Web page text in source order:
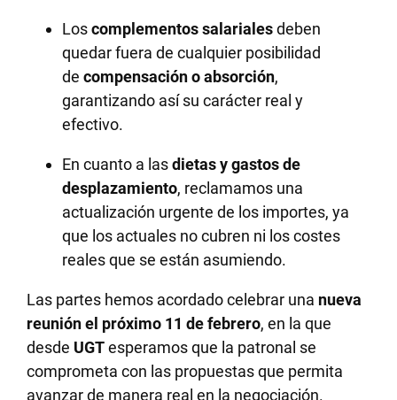
Loscomplementos salarialesdeben
quedar fuera de cualquier posibilidad
decompensación o absorción,
garantizando así su carácter real y
efectivo.
En cuanto a lasdietas y gastos de
desplazamiento, reclamamos una
actualización urgente de los importes, ya
que los actuales no cubren ni los costes
reales que se están asumiendo.
Las partes hemos acordado celebrar una nueva
reunión el próximo 11 de febrero, en la que
desde UGTesperamos que la patronal se
comprometa con las propuestas que permita
avanzar de manera real en la negociación.